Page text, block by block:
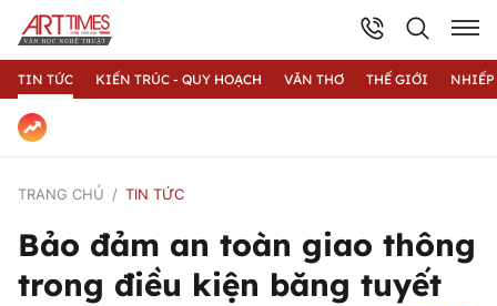
TIN TỨC KIẾN TRÚC - QUY HOẠCH VĂN THƠ THẾ GIỚI
TRANG CHỦ TIN TỨC
Bảo đảm an toàn giao thông
trong điều kiện băng tuyết